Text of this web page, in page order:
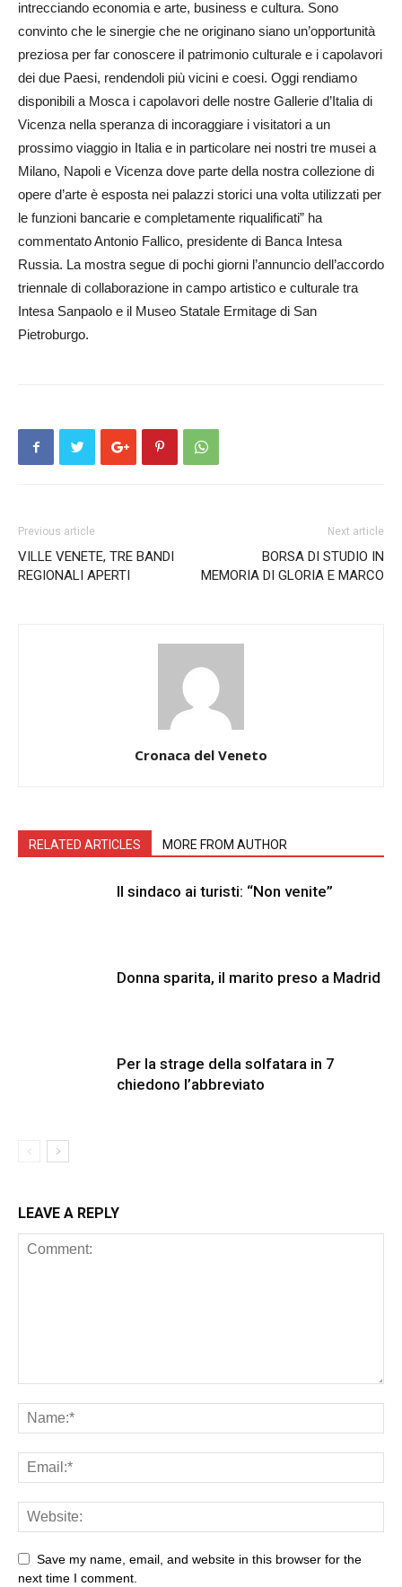
intrecciando economia e arte, business e cultura. Sono
convinto che le sinergie che ne originano siano un’opportunità
preziosa per far conoscere il patrimonio culturale e i capolavori
dei due Paesi, rendendoli più vicini e coesi. Oggi rendiamo
disponibili a Mosca i capolavori delle nostre Gallerie d’Italia di
Vicenza nella speranza di incoraggiare i visitatori a un
prossimo viaggio in Italia e in particolare nei nostri tre musei a
Milano, Napoli e Vicenza dove parte della nostra collezione di
opere d’arte è esposta nei palazzi storici una volta utilizzati per
le funzioni bancarie e completamente riqualificati” ha
commentato Antonio Fallico, presidente di Banca Intesa
Russia. La mostra segue di pochi giorni l’annuncio dell’accordo
triennale di collaborazione in campo artistico e culturale tra
Intesa Sanpaolo e il Museo Statale Ermitage di San
Pietroburgo.
Previous article
VILLE VENETE, TRE BANDI
REGIONALI APERTI
Next article
BORSA DI STUDIO IN
MEMORIA DI GLORIA E MARCO
Cronaca del Veneto
RELATED ARTICLES MORE FROM AUTHOR
Il sindaco ai turisti: “Non venite”
Donna sparita, il marito preso a Madrid
Per la strage della solfatara in 7
chiedono l’abbreviato
LEAVE A REPLY
Save my name, email, and website in this browser for the
next time I comment.